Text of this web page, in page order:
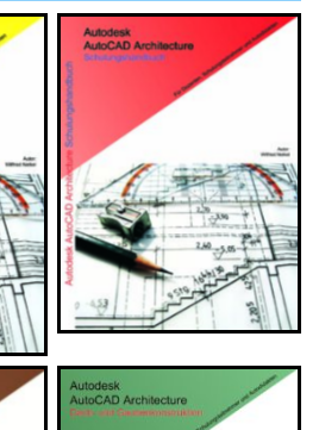
AutoCAD Architecture-
Schulungshandbuch